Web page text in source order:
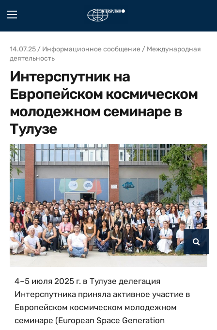
14.07.25 / Информационное сообщение / Международная
деятельность
Интерспутник на
Европейском космическом
молодежном семинаре в
Тулузе
4–5 июля 2025 г. в Тулузе делегация
Интерспутника приняла активное участие в
Европейском космическом молодежном
семинаре (European Space Generation